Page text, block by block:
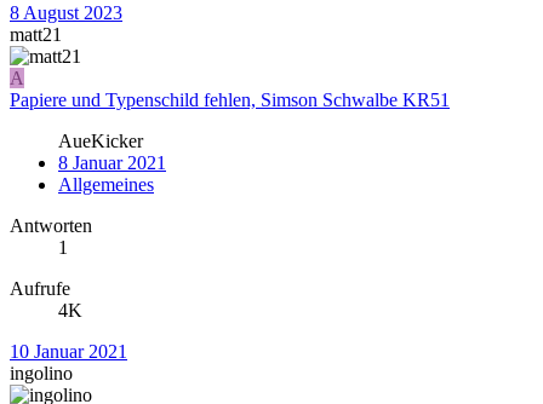
8 August 2023
matt21
A
Papiere und Typenschild fehlen, Simson Schwalbe KR51
AueKicker
8 Januar 2021
Allgemeines
Antworten
1
Aufrufe
4K
10 Januar 2021
ingolino